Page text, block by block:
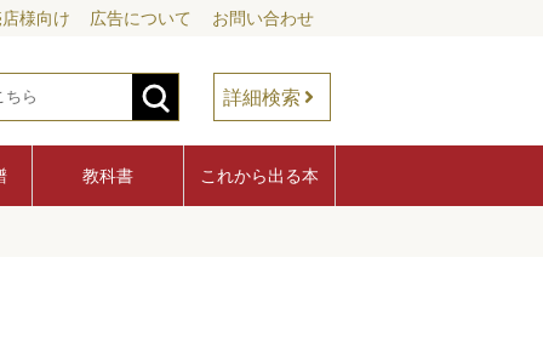
様向け 広告について お問い合わせ
詳細検索
教科書 これから出る本